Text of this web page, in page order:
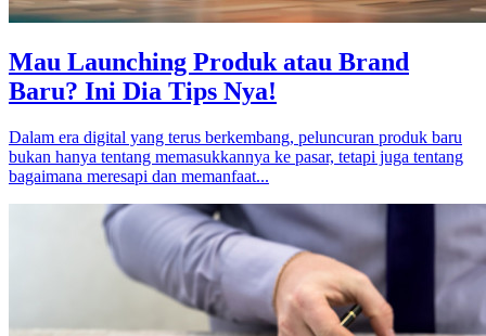
Mau Launching Produk atau Brand
Baru? Ini Dia Tips Nya!
Dalam era digital yang terus berkembang, peluncuran produk baru
bukan hanya tentang memasukkannya ke pasar, tetapi juga tentang
bagaimana meresapi dan memanfaat...